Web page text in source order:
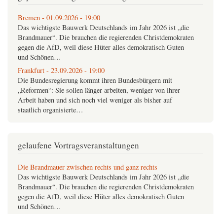
alle Zeitschriften als PDF und EPUB
alle…
GegenStandpunkt 3-25
Bei allem öffentlich zelebrierten Mitleid mit dem schlimmen
Schicksal der von den Kriegen in Osteuropa und im Nahen
Osten betroffenen Völker vergisst die deutsche Politik
selbstverständlich nie,…
GegenStandpunkt 2-25
Während Deutschland erbittert daran festhält, dass sein
Anspruch auf ganz Europa die Verdrängung Russlands
braucht, also den gigantischen Landkrieg im Osten allemal
Im vorgezogenen Wahlkampf 2025 waren
Migrantennicht bloß das beherrschende Thema: Praktisch
war Deutschlands demokratischer Diskurs von dem Konsens
bestimmt,…
Bremen - 01.09.2026 - 19:00
Das wichtigste Bauwerk Deutschlands im Jahr 2026 ist „die
Brandmauer“. Die brauchen die regierenden Christdemokraten
gegen die AfD, weil diese Hüter alles demokratisch Guten
und Schönen…
Frankfurt - 23.09.2026 - 19:00
Die Bundesregierung kommt ihren Bundesbürgern mit
„Reformen“: Sie sollen länger arbeiten, weniger von ihrer
Arbeit haben und sich noch viel weniger als bisher auf
staatlich organisierte…
gelaufene Vortragsveranstaltungen
Die Brandmauer zwischen rechts und ganz rechts
Das wichtigste Bauwerk Deutschlands im Jahr 2026 ist „die
Brandmauer“. Die brauchen die regierenden Christdemokraten
gegen die AfD, weil diese Hüter alles demokratisch Guten
und Schönen…